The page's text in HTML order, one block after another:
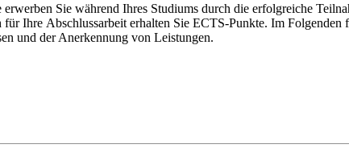
Sie während Ihres Studiums durch die erfolgreiche
Ihre Abschlussarbeit erhalten Sie ECTS-Punkte. Im
und der Anerkennung von Leistungen.